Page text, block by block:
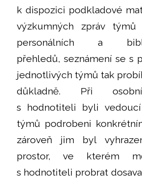
k dispozici podkladové
výzkumných zpráv týmů
personálních a
přehledů, seznámení se s
jednotlivých týmů tak
důkladně. Při
s hodnotiteli byli vedoucí
týmů podrobeni
zároveň jim byl
prostor, ve kterém
s hodnotiteli probrat